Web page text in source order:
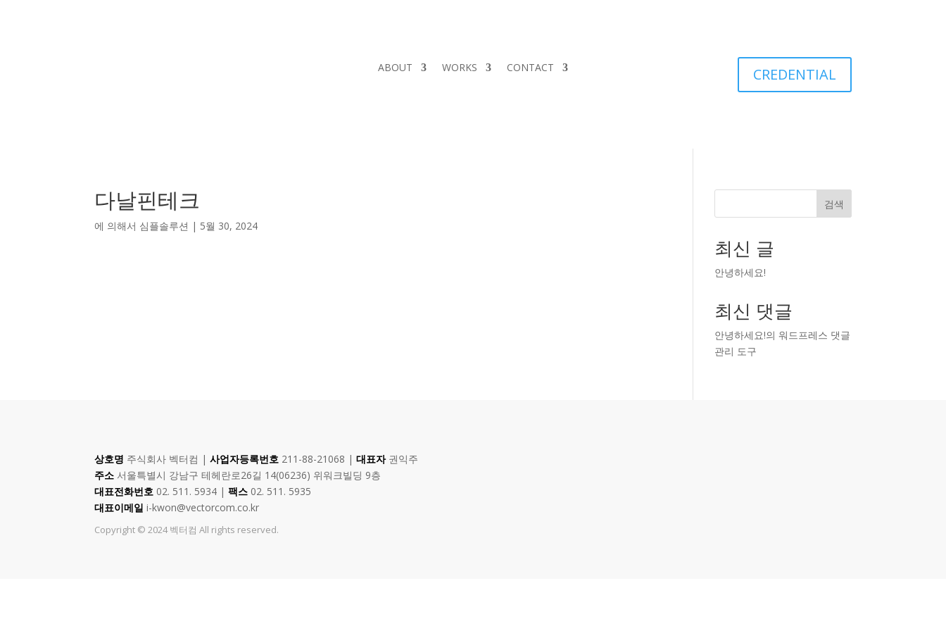
ABOUT WORKS CONTACT CREDENTIAL
다날핀테크
에 의해서 심플솔루션 | 5월 30, 2024
검색
최신 글
안녕하세요!
최신 댓글
안녕하세요!의워드프레스 댓글
관리 도구
상호명 주식회사 벡터컴 |사업자등록번호 211-88-21068 |대표자 권익주
주소 서울특별시 강남구 테헤란로26길 14(06236) 위워크빌딩 9층
대표전화번호 02. 511. 5934 |팩스 02. 511. 5935
대표이메일 i-kwon@vectorcom.co.kr
Copyright © 2024 벡터컴 All rights reserved.